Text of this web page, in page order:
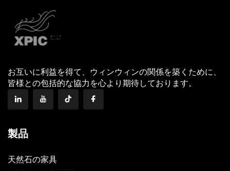
お互いに利益を得て、ウィンウィンの関係を築くために、
皆様との包括的な協力を心より期待しております。
製品
天然石の家具